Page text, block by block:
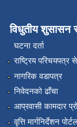
विधुतीय शुसासन
घटना दर्ता
राष्ट्रिय परिचयपत्र
नागरिक वडापत्र
निवेदनको ढाँचा
आप्रवासी कामदार
वृत्ति मार्गनिर्देशन